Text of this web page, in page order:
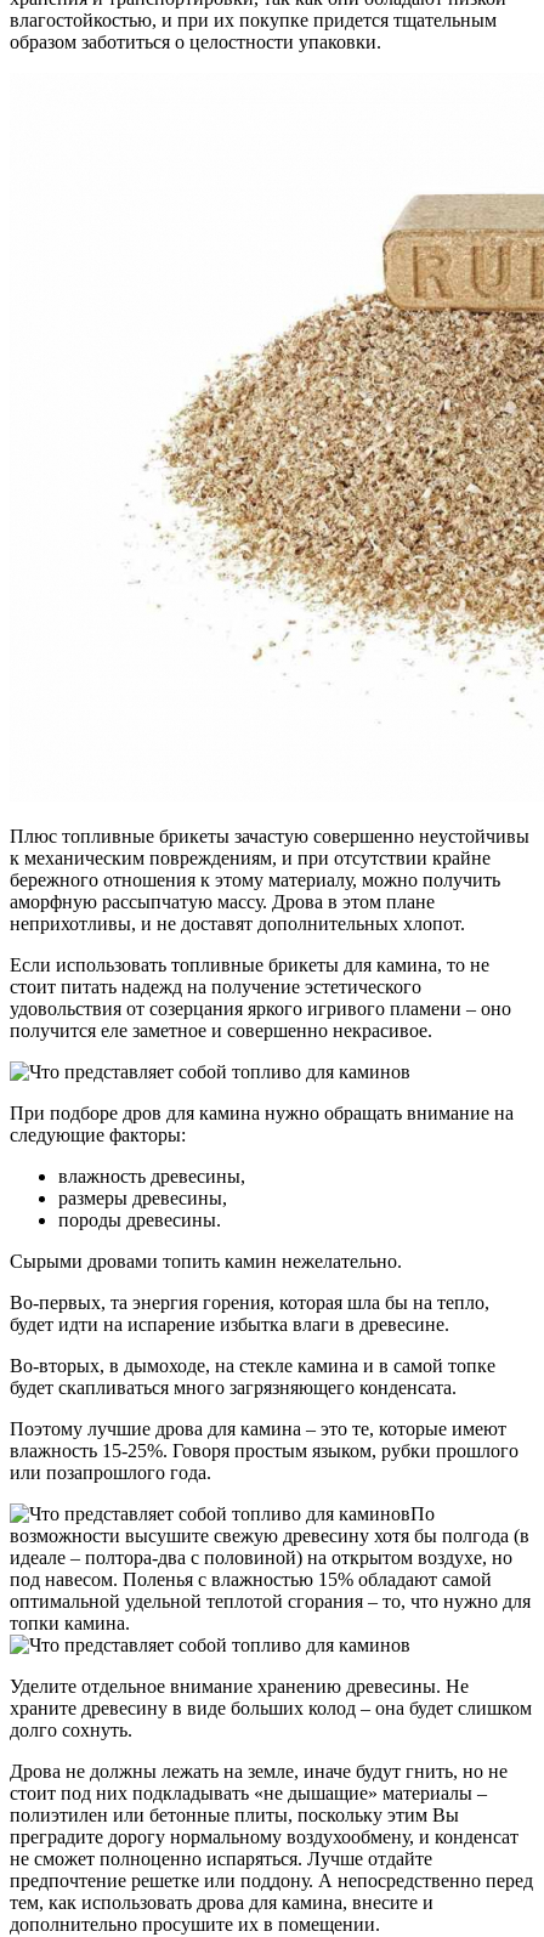
влагостойкостью, и при их покупке придется тщательным
образом заботиться о целостности упаковки.
Плюс топливные брикеты зачастую совершенно неустойчивы
к механическим повреждениям, и при отсутствии крайне
бережного отношения к этому материалу, можно получить
аморфную рассыпчатую массу. Дрова в этом плане
неприхотливы, и не доставят дополнительных хлопот.
Если использовать топливные брикеты для камина, то не
стоит питать надежд на получение эстетического
удовольствия от созерцания яркого игривого пламени – оно
получится еле заметное и совершенно некрасивое.
При подборе дров для камина нужно обращать внимание на
следующие факторы:
влажность древесины,
размеры древесины,
породы древесины.
Сырыми дровами топить камин нежелательно.
Во-первых, та энергия горения, которая шла бы на тепло,
будет идти на испарение избытка влаги в древесине.
Во-вторых, в дымоходе, на стекле камина и в самой топке
будет скапливаться много загрязняющего конденсата.
Поэтому лучшие дрова для камина – это те, которые имеют
влажность 15-25%. Говоря простым языком, рубки прошлого
или позапрошлого года.
По
возможности высушите свежую древесину хотя бы полгода (в
идеале – полтора-два с половиной) на открытом воздухе, но
под навесом. Поленья с влажностью 15% обладают самой
оптимальной удельной теплотой сгорания – то, что нужно для
топки камина.
Уделите отдельное внимание хранению древесины. Не
храните древесину в виде больших колод – она будет слишком
долго сохнуть.
Дрова не должны лежать на земле, иначе будут гнить, но не
стоит под них подкладывать «не дышащие» материалы –
полиэтилен или бетонные плиты, поскольку этим Вы
преградите дорогу нормальному воздухообмену, и конденсат
не сможет полноценно испаряться. Лучше отдайте
предпочтение решетке или поддону. А непосредственно перед
тем, как использовать дрова для камина, внесите и
дополнительно просушите их в помещении.